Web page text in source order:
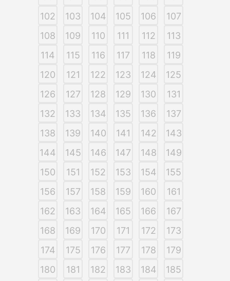
102
103 104 105 106
107
108
109 110 111 112
113
114
115 116 117 118
119
120
121 122 123 124
125
126
127 128 129 130
131
132
133 134 135 136
137
138
139 140 141 142
143
144
145 146 147 148
149
150
151 152 153 154
155
156
157 158 159 160
161
162
163 164 165 166
167
168
169 170 171 172
173
174
175 176 177 178
179
180
181 182 183 184
185